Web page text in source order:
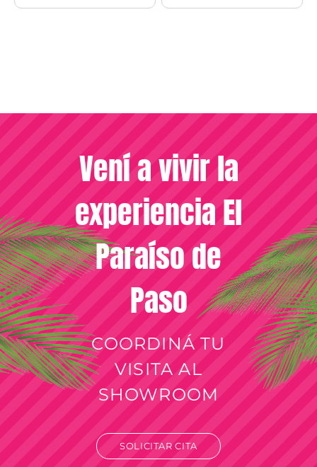
Vení a vivir la
experiencia El
Paraíso de
Paso
COORDINÁ TU
VISITA AL
SHOWROOM
SOLICITAR CITA